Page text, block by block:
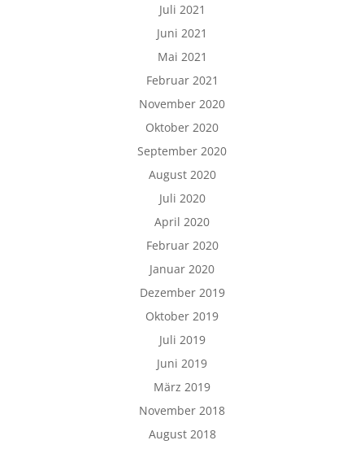
Juli 2021
Juni 2021
Mai 2021
Februar 2021
November 2020
Oktober 2020
September 2020
August 2020
Juli 2020
April 2020
Februar 2020
Januar 2020
Dezember 2019
Oktober 2019
Juli 2019
Juni 2019
März 2019
November 2018
August 2018